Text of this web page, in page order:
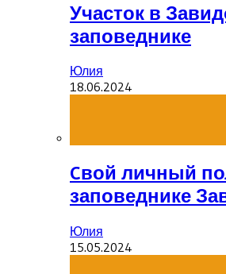
Участок в
заповеднике
Юлия
18.06.2024
Cвой личный
заповеднике
Юлия
15.05.2024